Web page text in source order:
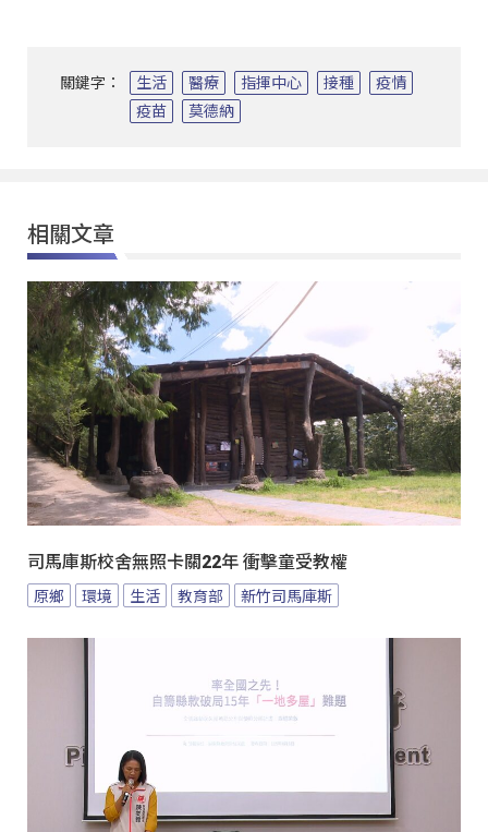
關鍵字： 生活 醫療 指揮中心 接種
疫情
疫苗
莫德納
相關文章
司馬庫斯校舍無照卡關22年 衝擊童受教權
原鄉 環境 生活 教育部 新竹司馬庫斯